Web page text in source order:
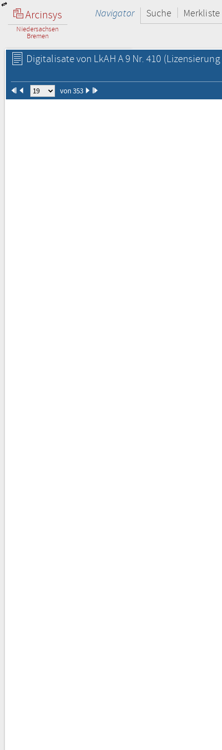
Arcinsys
Niedersachsen
Bremen
Navigator Suche Merkliste
Digitalisate von LkAH A 9 Nr. 410
von 353